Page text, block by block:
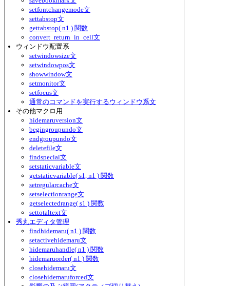
setfontchangemode文
settabstop文
gettabstop( n1 ) 関数
convert_return_in_cell文
ウィンドウ配置系
setwindowsize文
setwindowpos文
showwindow文
setmonitor文
setfocus文
通常のコマンドを実行するウィンドウ系文
その他マクロ用
hidemaruversion文
begingroupundo文
endgroupundo文
deletefile文
findspecial文
setstaticvariable文
getstaticvariable( s1, n1 ) 関数
setregularcache文
setselectionrange文
getselectedrange( s1 ) 関数
settotaltext文
秀丸エディタ管理
findhidemaru( n1 ) 関数
setactivehidemaru文
hidemaruhandle( n1 ) 関数
hidemaruorder( n1 ) 関数
closehidemaru文
closehidemaruforced文